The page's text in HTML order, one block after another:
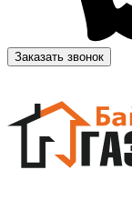
Заказать звонок